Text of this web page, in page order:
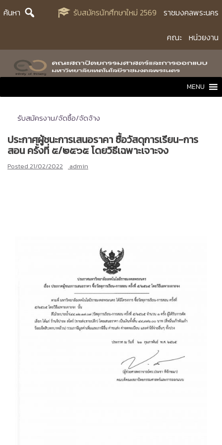
Skipค้นหา รับสมัครนักศึกษาใหม่ 2569 ราชมงคลพระนคร
คณะ หน่วยงาน
MENU
รับสมัครงาน/จัดซื้อ/จัดจ้าง
ประกาศผู้ชนะการเสนอราคา ซื้อวัสดุการเรียน-การ
สอน ครั้งที่ ๕/๒๕๖๕ โดยวิธีเฉพาะเจาะจง
Posted 21/02/2022 admin